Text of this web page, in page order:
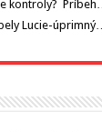
kontroly? Príbeh…
Lucie-úprimný…